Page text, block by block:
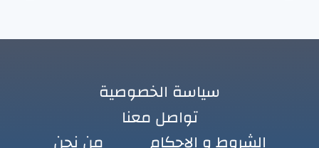
سياسة الخصوصية
تواصل معنا
الشروط و الاحكام
من نحن